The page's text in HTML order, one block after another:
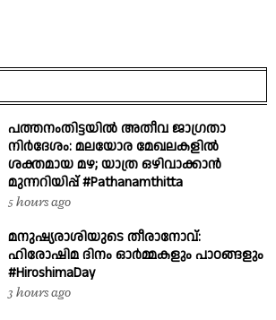
പത്തനംതിട്ടയിൽ അതീവ ജാഗ്രതാ
നിർദേശം: മലയോര മേഖലകളിൽ
ശക്തമായ മഴ; യാത്ര ഒഴിവാക്കാൻ
മുന്നറിയിപ്പ് #Pathanamthitta
5 hours ago
മനുഷ്യരാശിയുടെ തീരാനോവ്:
ഹിരോഷിമ ദിനം ഓർമ്മകളും പാഠങ്ങളും
#HiroshimaDay
3 hours ago